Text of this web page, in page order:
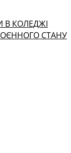
В КОЛЕДЖІ
СТАНУ